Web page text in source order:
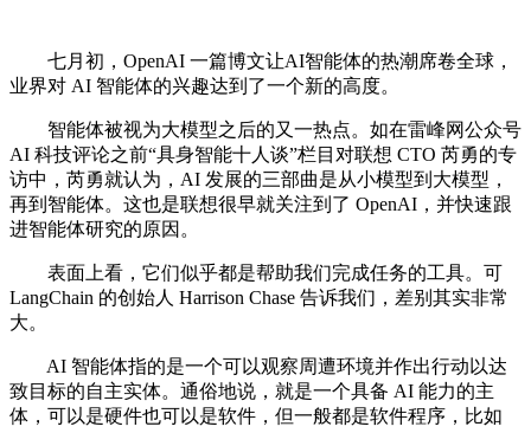
七月初，OpenAI 一篇博文让AI智能体的热潮席卷全球，
业界对 AI 智能体的兴趣达到了一个新的高度。
智能体被视为大模型之后的又一热点。如在雷峰网公众号
AI 科技评论之前“具身智能十人谈”栏目对联想 CTO 芮勇的专
访中，芮勇就认为，AI 发展的三部曲是从小模型到大模型，
再到智能体。这也是联想很早就关注到了 OpenAI，并快速跟
进智能体研究的原因。
表面上看，它们似乎都是帮助我们完成任务的工具。可
LangChain 的创始人 Harrison Chase 告诉我们，差别其实非常
大。
AI 智能体指的是一个可以观察周遭环境并作出行动以达
致目标的自主实体。通俗地说，就是一个具备 AI 能力的主
体，可以是硬件也可以是软件，但一般都是软件程序，比如